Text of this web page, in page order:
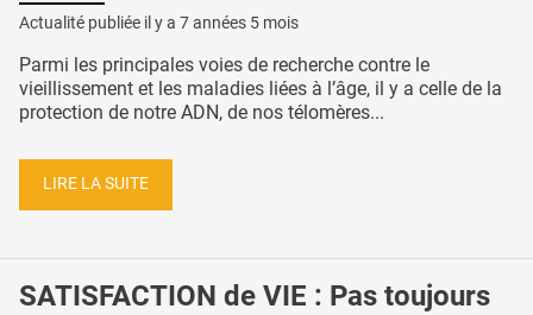
Actualité publiée il y a 7 années 5 mois
Parmi les principales voies de recherche contre le
vieillissement et les maladies liées à l’âge, il y a celle de la
protection de notre ADN, de nos télomères...
LIRE LA SUITE
SATISFACTION de VIE : Pas toujours